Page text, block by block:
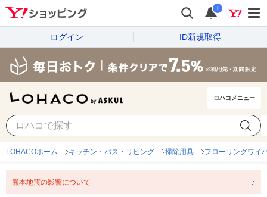
i
ログイン ID新規取得
ロハコメニュー
LOHACOホーム キッチン・バス・リビング 掃除用具 フローリングワイ
熊本地震の影響について